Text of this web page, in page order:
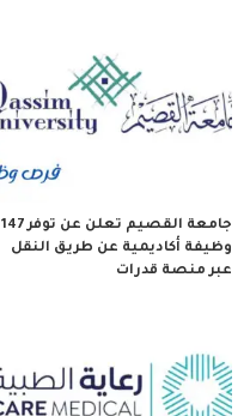
جامعة القصيم تعلن عن توفر 147
وظيفة أكاديمية عن طريق النقل
عبر منصة قدرات